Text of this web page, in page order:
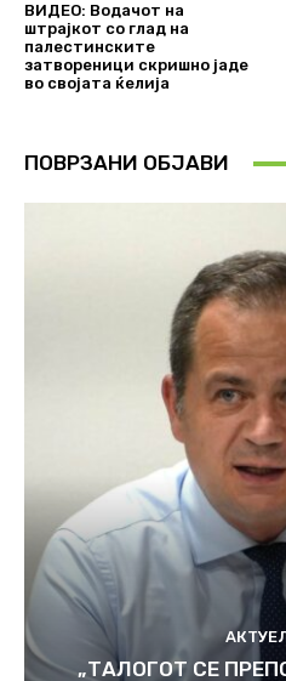
ВИДЕО: Водачот на
штрајкот со глад на
палестинските
затвореници скришно јаде
во својата ќелија
ПОВРЗАНИ ОБЈАВИ
„ТАЛОГОТ СЕ